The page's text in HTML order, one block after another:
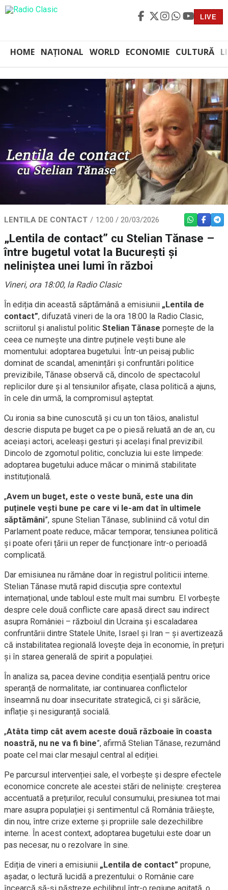
LIVE
HOME NAȚIONAL WORLD ECONOMIE CULTURĂ
LENTILA DE CONTACT 12:00 / 20/03/2026 WHATSAPP
„Lentila de contact” cu Stelian Tănase –
între bugetul votat la București și
neliniștea unei lumi în război
Vineri, ora 18:00, la Radio Clasic
În ediția din această săptămână a emisiunii „Lentila de
contact”, difuzată vineri de la ora 18:00 la Radio Clasic,
scriitorul și analistul politic Stelian Tănase pornește de la
ceea ce numește una dintre puținele vești bune ale
momentului: adoptarea bugetului. Într-un peisaj public
dominat de scandal, amenințări și confruntări politice
previzibile, Tănase observă că, dincolo de spectacolul
replicilor dure și al tensiunilor afișate, clasa politică a ajuns,
în cele din urmă, la compromisul așteptat.
Cu ironia sa bine cunoscută și cu un ton tăios, analistul
descrie disputa pe buget ca pe o piesă reluată an de an, cu
aceiași actori, aceleași gesturi și același final previzibil.
Dincolo de zgomotul politic, concluzia lui este limpede:
adoptarea bugetului aduce măcar o minimă stabilitate
instituțională.
„Avem un buget, este o veste bună, este una din
puținele vești bune pe care vi le-am dat în ultimele
săptămâni”, spune Stelian Tănase, subliniind că votul din
Parlament poate reduce, măcar temporar, tensiunea politică
și poate oferi țării un reper de funcționare într-o perioadă
complicată.
Dar emisiunea nu rămâne doar în registrul politicii interne.
Stelian Tănase mută rapid discuția spre contextul
internațional, unde tabloul este mult mai sumbru. El vorbește
despre cele două conflicte care apasă direct sau indirect
asupra României – războiul din Ucraina și escaladarea
confruntării dintre Statele Unite, Israel și Iran – și avertizează
că instabilitatea regională lovește deja în economie, în prețuri
și în starea generală de spirit a populației.
În analiza sa, pacea devine condiția esențială pentru orice
speranță de normalitate, iar continuarea conflictelor
înseamnă nu doar insecuritate strategică, ci și sărăcie,
inflație și nesiguranță socială.
„Atâta timp cât avem aceste două războaie în coasta
noastră, nu ne va fi bine”, afirmă Stelian Tănase, rezumând
poate cel mai clar mesajul central al ediției.
Pe parcursul intervenției sale, el vorbește și despre efectele
economice concrete ale acestei stări de neliniște: creșterea
accentuată a prețurilor, reculul consumului, presiunea tot mai
mare asupra populației și sentimentul că România trăiește,
din nou, între crize externe și propriile sale dezechilibre
interne. În acest context, adoptarea bugetului este doar un
pas necesar, nu o rezolvare în sine.
Ediția de vineri a emisiunii „Lentila de contact” propune,
așadar, o lectură lucidă a prezentului: o Românie care